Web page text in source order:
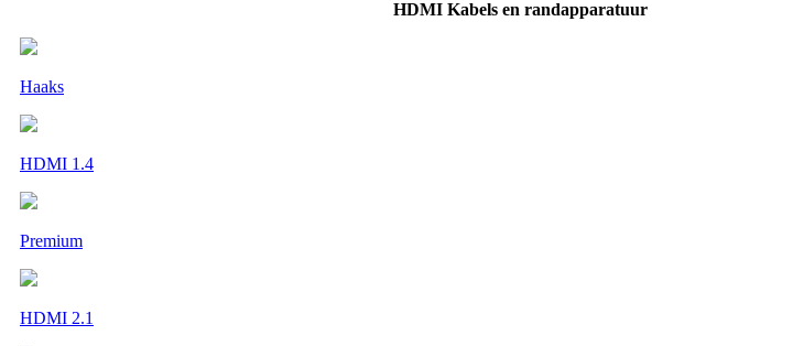
HDMI Kabels en randapparatuur
Haaks
HDMI 1.4
Premium
HDMI 2.1